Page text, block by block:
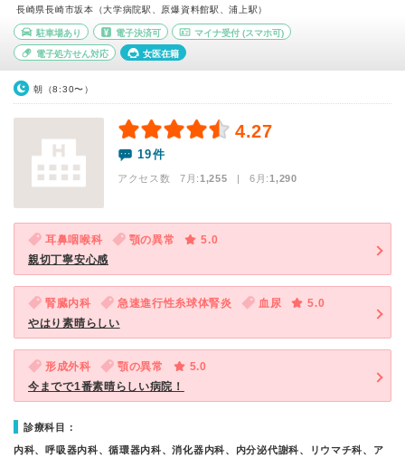
長崎県長崎市坂本（大学病院駅、原爆資料館駅、浦上駅）
駐車場あり 電子決済可 マイナ受付 (スマホ可)
電子処方せん対応 女医在籍
朝（8:30〜）
4.27
19件
アクセス数 7月:1,255 | 6月:1,290
耳鼻咽喉科 顎の異常
5.0
親切丁寧安心感
腎臓内科 急速進行性糸球体腎炎 血尿
5.0
やはり素晴らしい
形成外科 顎の異常
5.0
今までで1番素晴らしい病院！
診療科目：
内科、呼吸器内科、循環器内科、消化器内科、内分泌代謝科、リウマチ科、ア